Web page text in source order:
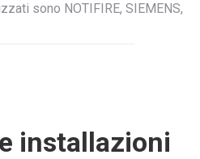
sono NOTIFIRE, SIEMENS,
installazioni